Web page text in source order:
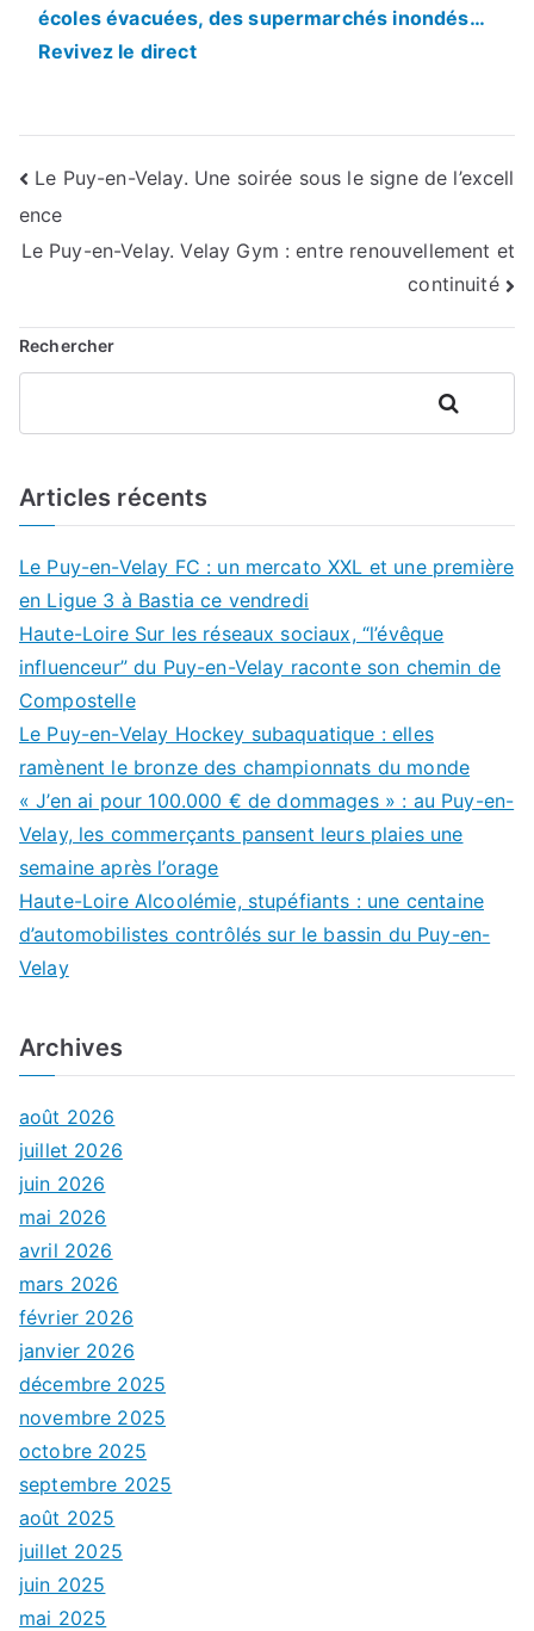
écoles évacuées, des supermarchés inondés…
Revivez le direct
Navigation
de
Le Puy-en-Velay. Une soirée sous le signe de l’excell
ence
Le Puy-en-Velay. Velay Gym : entre renouvellement et
continuité
Rechercher
Rechercher
Articles récents
Le Puy-en-Velay FC : un mercato XXL et une première
en Ligue 3 à Bastia ce vendredi
Haute-Loire Sur les réseaux sociaux, “l’évêque
influenceur” du Puy-en-Velay raconte son chemin de
Compostelle
Le Puy-en-Velay Hockey subaquatique : elles
ramènent le bronze des championnats du monde
« J’en ai pour 100.000 € de dommages » : au Puy-en-
Velay, les commerçants pansent leurs plaies une
semaine après l’orage
Haute-Loire Alcoolémie, stupéfiants : une centaine
d’automobilistes contrôlés sur le bassin du Puy-en-
Velay
Archives
août 2026
juillet 2026
juin 2026
mai 2026
avril 2026
mars 2026
février 2026
janvier 2026
décembre 2025
novembre 2025
octobre 2025
septembre 2025
août 2025
juillet 2025
juin 2025
mai 2025